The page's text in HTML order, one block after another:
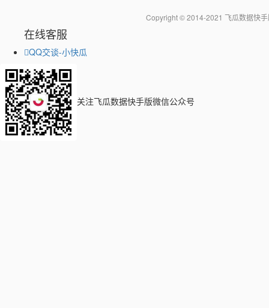
Copyright © 2014-2021 飞瓜数据快
在线客服
QQ交谈-小快瓜
关注飞瓜数据快手版微信公众号